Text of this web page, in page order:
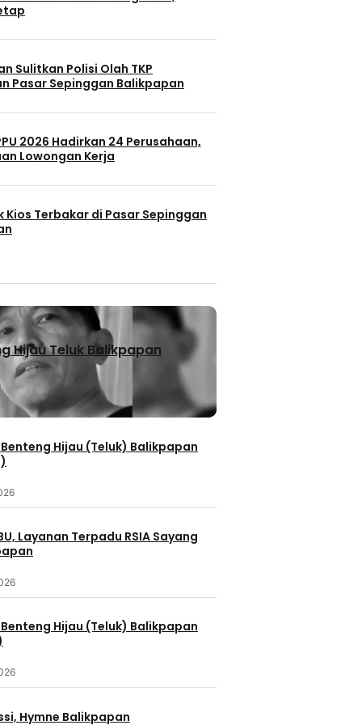
Sulitkan Polisi Olah TKP
Pasar Sepinggan Balikpapan
2026 Hadirkan 24 Perusahaan,
Lowongan Kerja
Kios Terbakar di Pasar Sepinggan
Hijau Teluk Balikpapan
Hijau (Teluk) Balikpapan
Layanan Terpadu RSIA Sayang
Hijau (Teluk) Balikpapan
Hymne Balikpapan